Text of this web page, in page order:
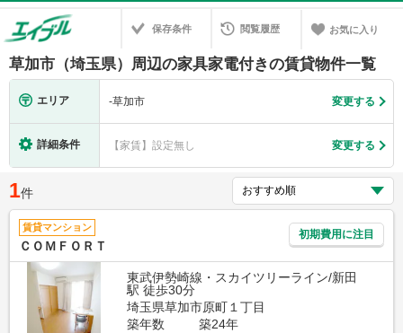
保存条件 閲覧履歴 お気に入り
草加市（埼玉県）周辺の家具家電付きの賃貸物件一覧
エリア -草加市 変更する
詳細条件 【家賃】設定無し 変更する
1件
賃貸マンション
ＣＯＭＦＯＲＴ
初期費用に注目
東武伊勢崎線・スカイツリーライン/新田
駅 徒歩30分
埼玉県草加市原町１丁目
築年数
築24年